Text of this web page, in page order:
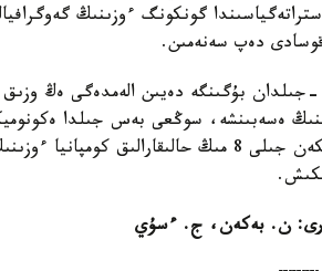
گونكونگ ءوزىنىڭ
دەپ سەنەمىن.
2012 -جىلدان بۇگىنگە دەيىن الەمدەگى ەڭ
تەك وتكەن جىلى 8 مىڭ حالىقارالىق
ن. بەكەن، ج. ءسۇي